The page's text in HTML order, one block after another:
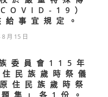
COVID-19）
事宜規定。
月 15 日
委員會115年
民族歲時祭儀
住民族歲時祭